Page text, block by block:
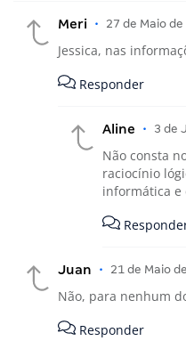
Meri • 27 de Maio
Jessica, nas
Responder
Aline • 3 de
Não consta
raciocínio
informática e
Juan • 21 de Maio
Não, para nenhum
Responder